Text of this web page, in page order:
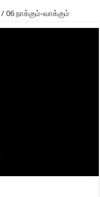
/ 06 நாக்கும்-வாக்கும்